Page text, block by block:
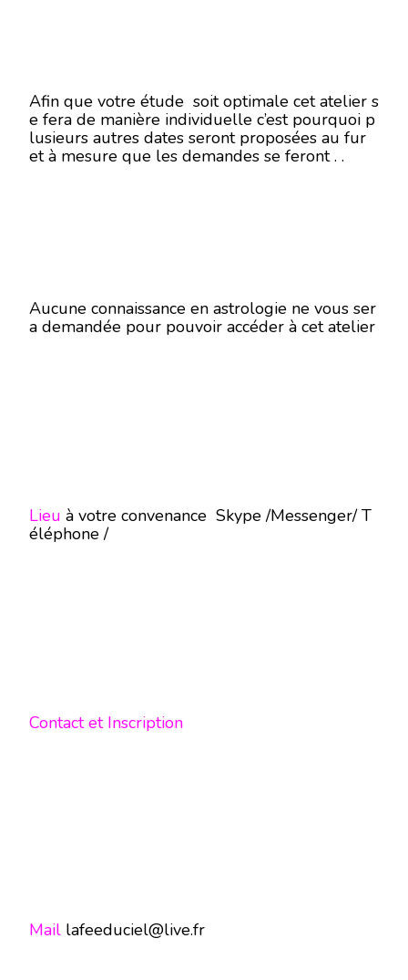
Afin que votre étude soit optimale cet atelier s
e fera de manière individuelle c’est pourquoi p
lusieurs autres dates seront proposées au fur
et à mesure que les demandes se feront . .
Aucune connaissance en astrologie ne vous ser
a demandée pour pouvoir accéder à cet atelier
Lieu à votre convenance Skype /Messenger/ T
éléphone /
Contact et Inscription
Mail lafeeduciel@live.fr